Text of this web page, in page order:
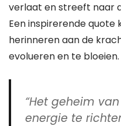
verlaat en streeft naar
Een inspirerende quote
herinneren aan de
evolueren en te bloeien.
“Het geheim
energie te